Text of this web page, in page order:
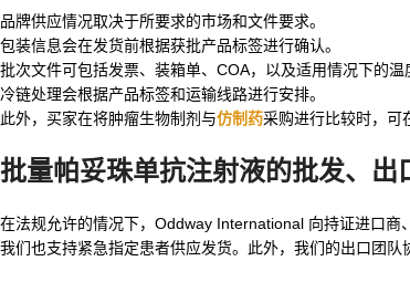
品牌供应情况取决于所要求的市场和文件要求。
包装信息会在发货前根据获批产品标签进行确认。
批次文件可包括发票、装箱单、COA，以及适用情况下的温
冷链处理会根据产品标签和运输线路进行安排。
此外，买家在将肿瘤生物制剂与仿制药采购进行比较时，可
批量帕妥珠单抗注射液的批发、出
在法规允许的情况下，Oddway International 向持证进口商
我们也支持紧急指定患者供应发货。此外，我们的出口团队